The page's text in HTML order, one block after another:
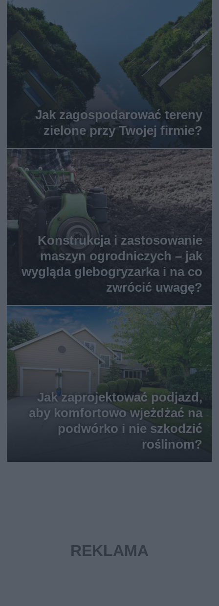
Jak zagospodarować tereny
zielone przy Twojej firmie?
Konstrukcja i zastosowanie
maszyn ogrodniczych – jak
wygląda glebogryzarka i na co
zwrócić uwagę?
Jak zaprojektować podjazd,
aby komfortowo wjeżdżać na
podwórko i nie szkodzić
roślinom?